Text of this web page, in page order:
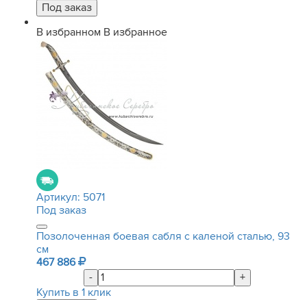
В избранном В избранное
Артикул: 5071
Под заказ
Позолоченная боевая сабля с каленой сталью, 93
см
467 886
-
+
Купить в 1 клик